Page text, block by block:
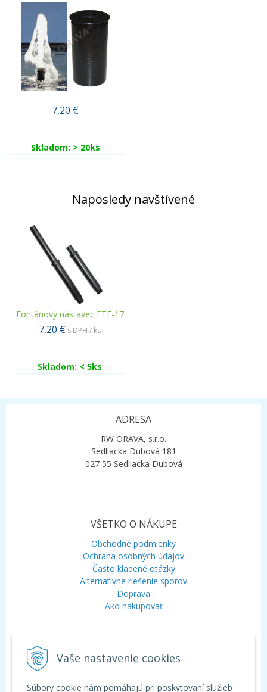
Vaše nastavenie cookies
Súbory cookie nám pomáhajú pri poskytovaní služieb
7,20 €
Skladom: > 20ks
Naposledy navštívené
Fontánový nástavec FTE-17
7,20 € s DPH / ks
Skladom: < 5ks
ADRESA
RW ORAVA, s.r.o.
Sedliacka Dubová 181
027 55 Sedliacka Dubová
VŠETKO O NÁKUPE
Obchodné podmienky
Ochrana osobných údajov
Často kladené otázky
Alternatívne riešenie sporov
Doprava
Ako nakupovať
Mobil:+421 948 120 323
Chat:WhatsApp